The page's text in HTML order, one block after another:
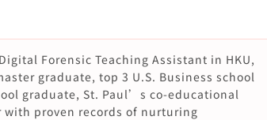
Forensic Teaching Assistant in HKU,
graduate, top 3 U.S. Business school
graduate, St. Paul’s co-educational
proven records of nurturing